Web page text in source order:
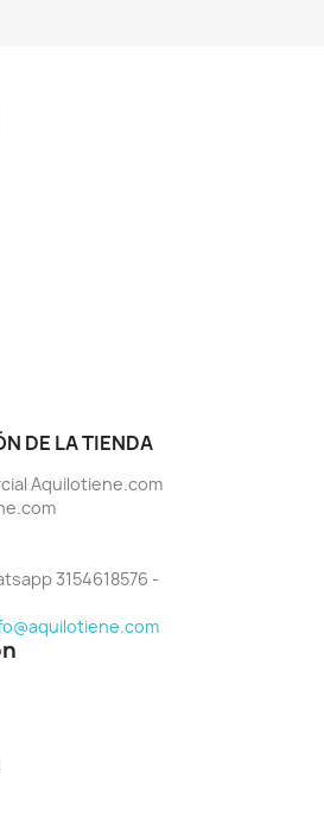
DE LA TIENDA
Aquilotiene.com
3154618576 -